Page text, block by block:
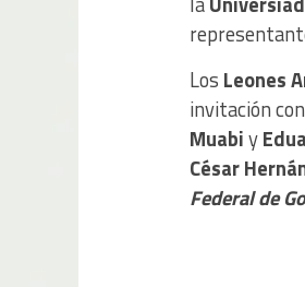
Los Leones
invitación con
Muabiy
César
Federal de